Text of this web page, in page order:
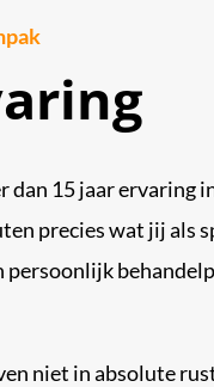
dan 15 jaar ervaring
precies wat jij als
persoonlijk
niet in absolute